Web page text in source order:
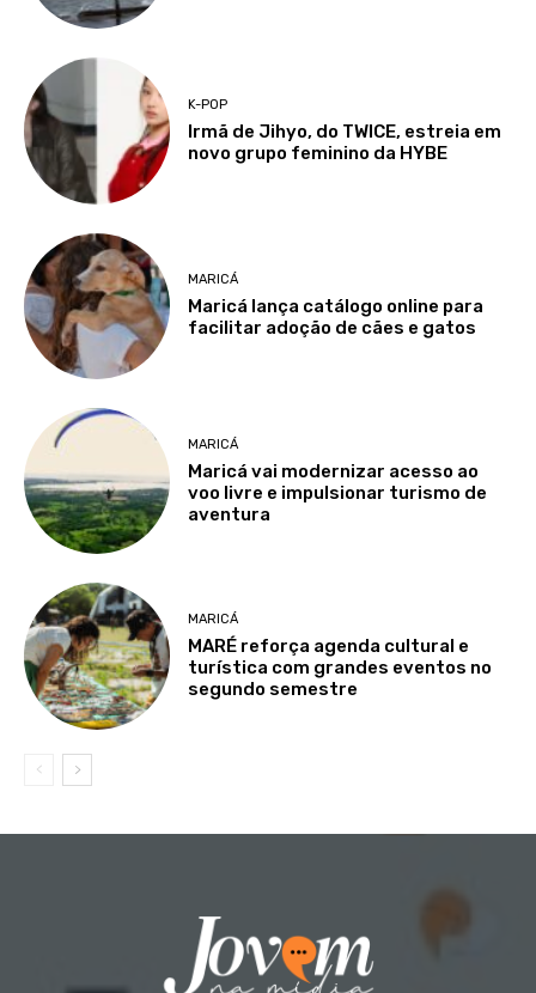
K-POP
Irmã de Jihyo, do TWICE, estreia em
novo grupo feminino da HYBE
MARICÁ
Maricá lança catálogo online para
facilitar adoção de cães e gatos
MARICÁ
Maricá vai modernizar acesso ao
voo livre e impulsionar turismo de
aventura
MARICÁ
MARÉ reforça agenda cultural e
turística com grandes eventos no
segundo semestre